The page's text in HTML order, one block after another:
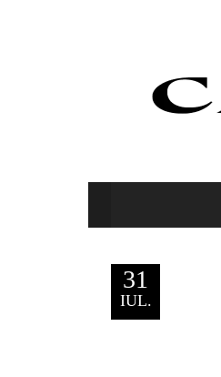
31
IUL.